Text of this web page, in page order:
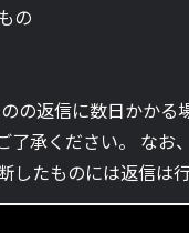
の
の返信に数日かかる
了承ください。 なお
したものには返信は